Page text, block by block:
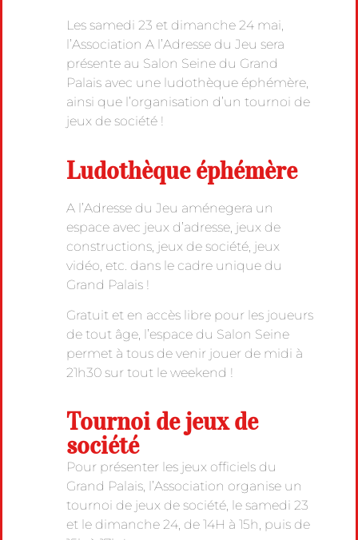
Les samedi 23 et dimanche 24 mai,
l’Association A l’Adresse du Jeu sera
présente au Salon Seine du Grand
Palais avec une ludothèque éphémère,
ainsi que l’organisation d’un tournoi de
jeux de société !
Ludothèque éphémère
A l’Adresse du Jeu aménegera un
espace avec jeux d’adresse, jeux de
constructions, jeux de société, jeux
vidéo, etc. dans le cadre unique du
Grand Palais !
Gratuit et en accès libre pour les joueurs
de tout âge, l’espace du Salon Seine
permet à tous de venir jouer de midi à
21h30 sur tout le weekend !
Tournoi de jeux de
société
Pour présenter les jeux officiels du
Grand Palais, l’Association organise un
tournoi de jeux de société, le samedi 23
et le dimanche 24, de 14H à 15h, puis de